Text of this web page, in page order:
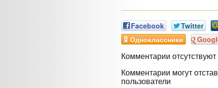
Facebook
Twitter
Одноклассники
Комментарии отсутствуют
Комментарии могут
пользователи